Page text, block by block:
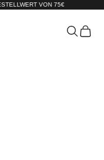
VON 75€
Suchen